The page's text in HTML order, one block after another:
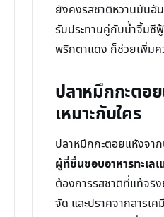
ยังคงรสชาติหวานมันอั
รับประทานคู่กับน้ำจิ้มซี
พริกตาแดง ก็ช่วยเพิ่มค
ปลาหมึกกะตอ
เหมาะกับใคร
ปลาหมึกกะตอยแห้งจา
ผู้ที่ชื่นชอบอาหารทะเ
ต้องการรสชาติที่แท้จริ
จัด และปราศจากสารเค